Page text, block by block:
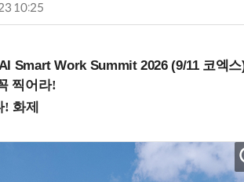
10:25
Smart Work Summit 2026 (9/11 코엑